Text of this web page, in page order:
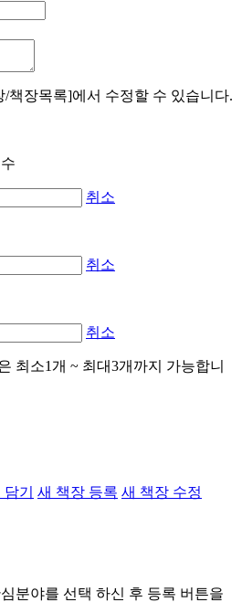
책장목록]에서 수정할 수 있습니다.
취소
취소
취소
최소1개 ~ 최대3개까지 가능합니
기 새 책장 등록 새 책장 수정
분야를 선택 하신 후 등록 버튼을